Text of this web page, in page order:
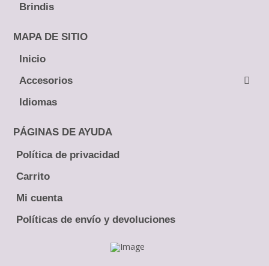
Tiaras y Coronas
Brindis
MAPA DE SITIO
Inicio
Accesorios
← Atrás
Tocados
← Atrás
Peinetas
Pines
Lazos
Idiomas
PÁGINAS DE AYUDA
Política de privacidad
Carrito
Mi cuenta
Políticas de envío y devoluciones